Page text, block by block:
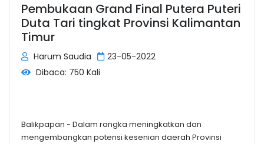
Pembukaan Grand Final Putera Puteri
Duta Tari tingkat Provinsi Kalimantan
Timur
Harum Saudia
23-05-2022
Dibaca: 750 Kali
Balikpapan - Dalam rangka meningkatkan dan
mengembangkan potensi kesenian daerah Provinsi